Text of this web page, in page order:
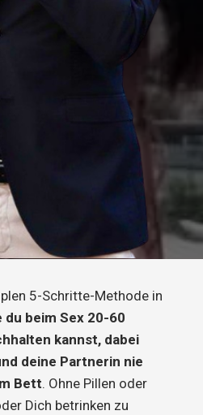
5-Schritte-Methode in
du beim Sex 20-60
kannst, dabei
deine Partnerin nie
Bett. Ohne Pillen oder
Dich betrinken zu